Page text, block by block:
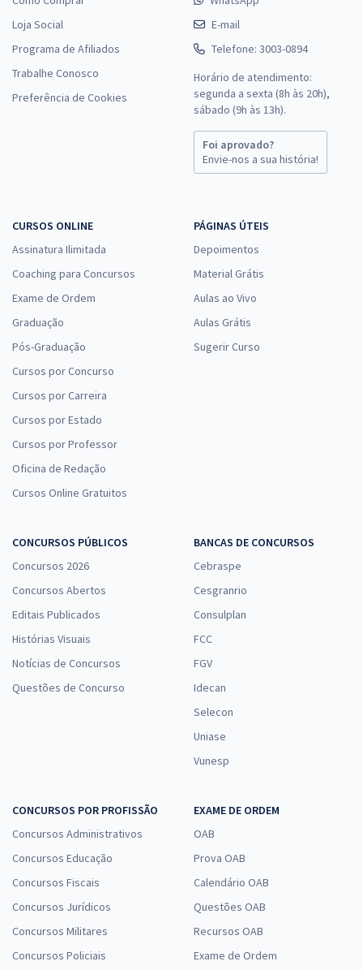
Loja Social
Programa de Afiliados
Trabalhe Conosco
Preferência de Cookies
E-mail
Telefone: 3003-0894
Horário de atendimento:
segunda a sexta (8h às 20h),
sábado (9h às 13h).
Foi aprovado?
Envie-nos a sua história!
CURSOS ONLINE
Assinatura Ilimitada
Coaching para Concursos
Exame de Ordem
Graduação
Pós-Graduação
Cursos por Concurso
Cursos por Carreira
Cursos por Estado
Cursos por Professor
Oficina de Redação
Cursos Online Gratuitos
PÁGINAS ÚTEIS
Depoimentos
Material Grátis
Aulas ao Vivo
Aulas Grátis
Sugerir Curso
CONCURSOS PÚBLICOS
Concursos 2026
Concursos Abertos
Editais Publicados
Histórias Visuais
Notícias de Concursos
Questões de Concurso
BANCAS DE CONCURSOS
Cebraspe
Cesgranrio
Consulplan
FCC
FGV
Idecan
Selecon
Uniase
Vunesp
CONCURSOS POR PROFISSÃO
Concursos Administrativos
Concursos Educação
Concursos Fiscais
Concursos Jurídicos
Concursos Militares
Concursos Policiais
EXAME DE ORDEM
OAB
Prova OAB
Calendário OAB
Questões OAB
Recursos OAB
Exame de Ordem